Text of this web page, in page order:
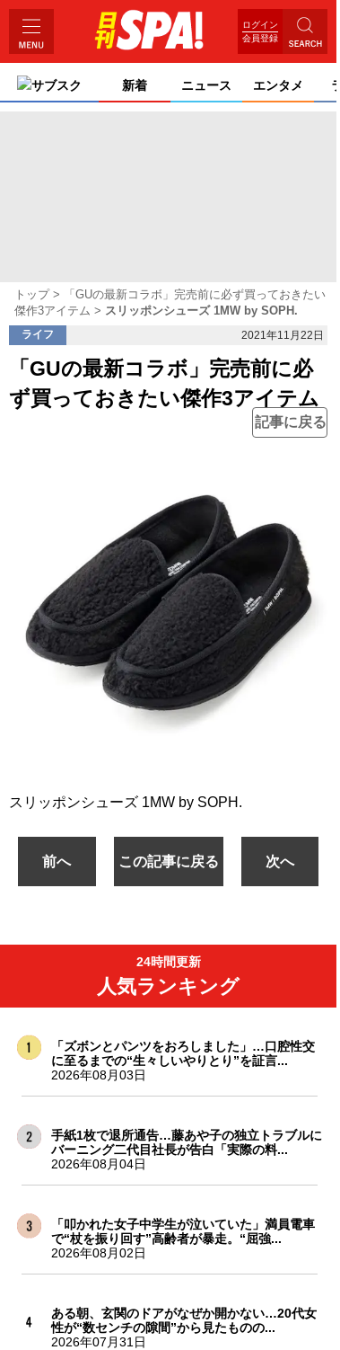
ログイン
会員登録
サブスク 新着 ニュース エンタメ
トップ
「GUの最新コラボ」完売前に必ず買っておきたい
傑作3アイテム
スリッポンシューズ 1MW by SOPH.
ライフ 2021年11月22日
「GUの最新コラボ」完売前に必
ず買っておきたい傑作3アイテム
記事に戻る
スリッポンシューズ 1MW by SOPH.
前へ この記事に戻る 次へ
24時間更新
人気ランキング
「ズボンとパンツをおろしました」…口腔性交
に至るまでの“生々しいやりとり”を証言...
2026年08月03日
手紙1枚で退所通告…藤あや子の独立トラブルに
バーニング二代目社長が告白「実際の料...
2026年08月04日
「叩かれた女子中学生が泣いていた」満員電車
で“杖を振り回す”高齢者が暴走。“屈強...
2026年08月02日
ある朝、玄関のドアがなぜか開かない…20代女
性が“数センチの隙間”から見たものの...
2026年07月31日